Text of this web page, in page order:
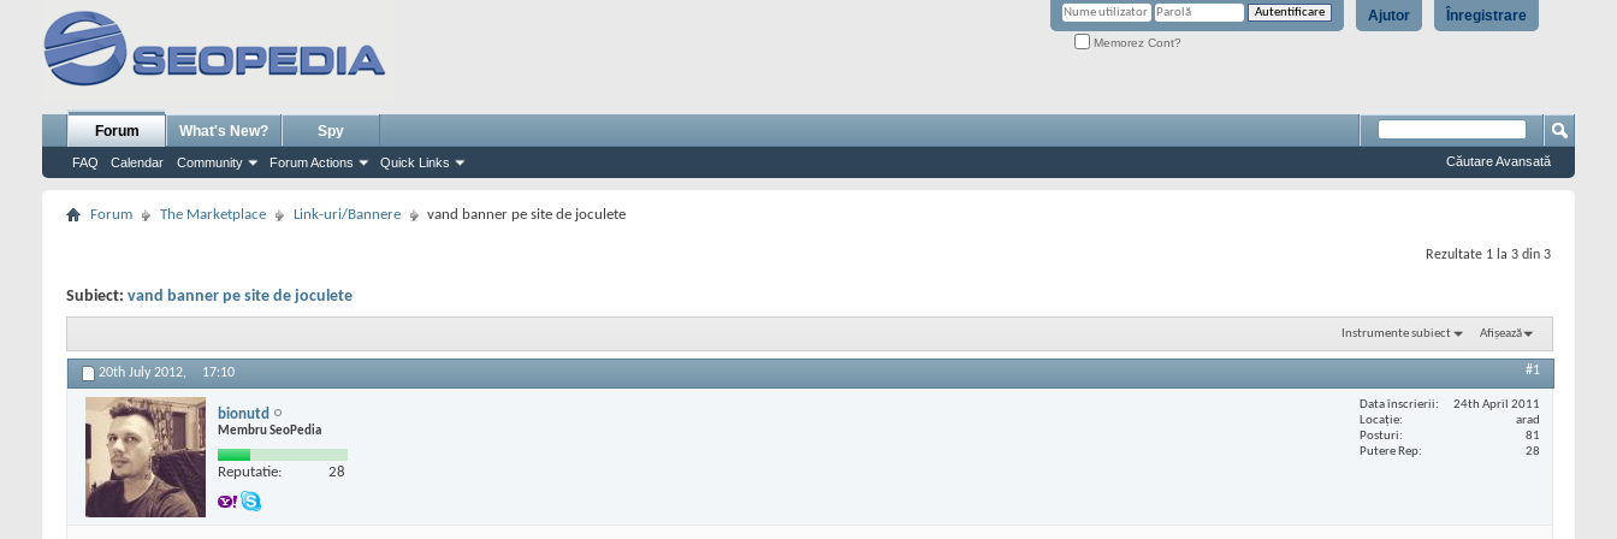
Înregistrare
Ajutor
Memorez Cont?
Forum
FAQ Calendar Community Forum Actions Quick Links
What's New? Spy
Căutare Avansată
Forum The Marketplace Link-uri/Bannere vand banner pe site de joculete
Rezultate 1 la 3 din 3
Subiect: vand banner pe site de joculete
Instrumente subiect Afișează
20th July 2012, 17:10 #1
bionutd
Membru SeoPedia
Reputatie: 28
Data înscrierii
24th April 2011
Locaţie
arad
Posturi
81
Putere Rep
28